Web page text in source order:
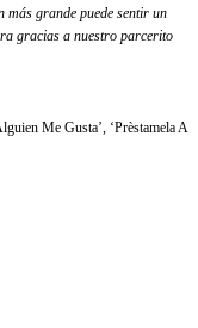
más grande puede sentir un
gracias a nuestro parcerito
Me Gusta’, ‘Prèstamela A